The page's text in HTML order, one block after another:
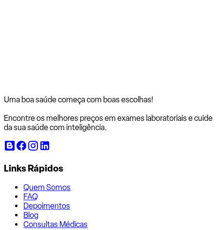
Uma boa saúde começa com boas escolhas!
Encontre os melhores preços em exames laboratoriais e cuide
da sua saúde com inteligência.
Links Rápidos
Quem Somos
FAQ
Depoimentos
Blog
Consultas Médicas